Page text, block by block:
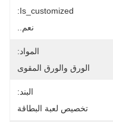
Is_customized:
نعم..
المواد:
الورق والورق المقوى
البند:
تخصيص لعبة البطاقة